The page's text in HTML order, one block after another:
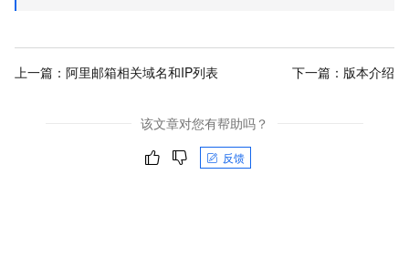
上一篇： 阿里邮箱相关域名和IP列表 下一篇： 版本介绍
该文章对您有帮助吗？
反馈